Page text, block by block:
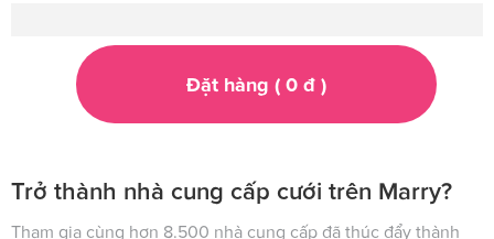
Đặt hàng ( 0đ )
Trở thành nhà cung cấp cưới trên Marry?
Tham gia cùng hơn 8.500 nhà cung cấp đã thúc đẩy thành